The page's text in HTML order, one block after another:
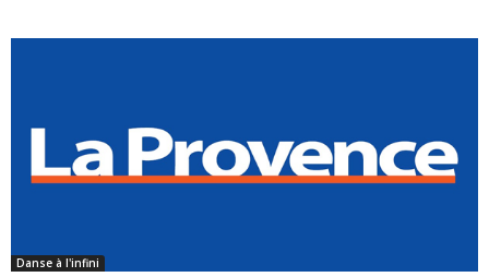
Danse à l'infini